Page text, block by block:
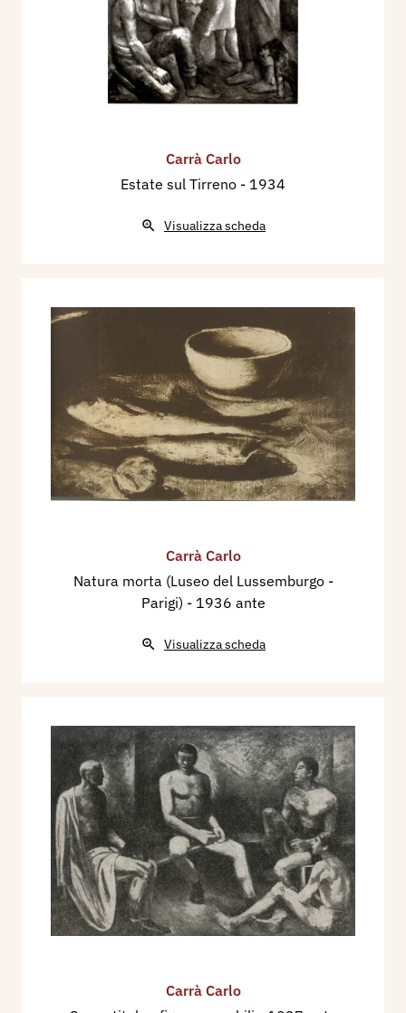
Carrà Carlo
Estate sul Tirreno - 1934
Visualizza scheda
Carrà Carlo
Natura morta (Luseo del Lussemburgo -
Parigi) - 1936 ante
Visualizza scheda
Carrà Carlo